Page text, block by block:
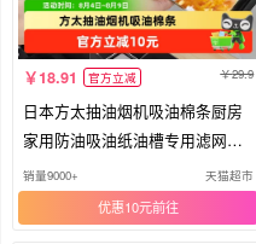
18.91 官方立减 29.9
日本方太抽油烟机吸油棉条厨房
家用防油吸油纸油槽专用滤网不
漏油
销量9000+ 天猫超市
优惠10元